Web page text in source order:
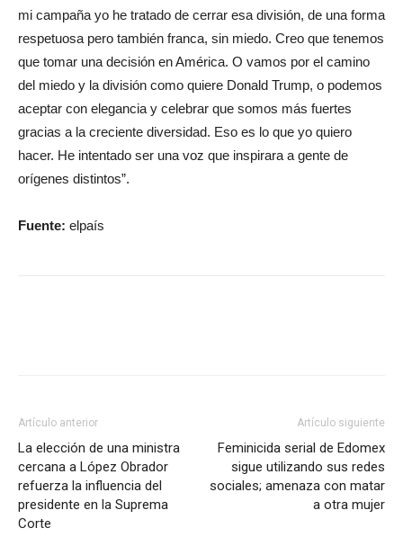
mi campaña yo he tratado de cerrar esa división, de una forma
respetuosa pero también franca, sin miedo. Creo que tenemos
que tomar una decisión en América. O vamos por el camino
del miedo y la división como quiere Donald Trump, o podemos
aceptar con elegancia y celebrar que somos más fuertes
gracias a la creciente diversidad. Eso es lo que yo quiero
hacer. He intentado ser una voz que inspirara a gente de
orígenes distintos”.
Fuente: elpaís
Artículo anterior
La elección de una ministra
cercana a López Obrador
refuerza la influencia del
presidente en la Suprema
Corte
Artículo siguiente
Feminicida serial de Edomex
sigue utilizando sus redes
sociales; amenaza con matar
a otra mujer